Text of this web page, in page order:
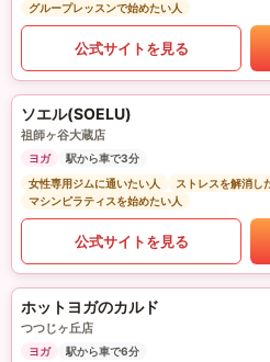
グループレッスンで始めたい人
公式サイトを見る
ソエル(SOELU)
祖師ヶ谷大蔵店
ヨガ
駅から車で3分
女性専用ジムに通いたい人
ストレスを解消し
マシンピラティスを始めたい人
公式サイトを見る
ホットヨガのカルド
つつじヶ丘店
ヨガ
駅から車で6分